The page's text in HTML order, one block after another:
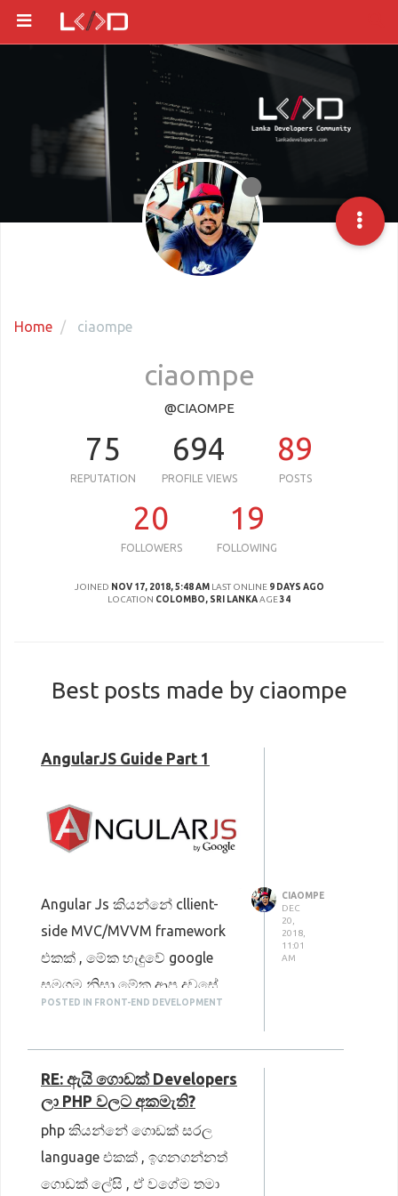
Home ciaompe
ciaompe
@CIAOMPE
75
REPUTATION
694
PROFILE VIEWS
89
POSTS
20
FOLLOWERS
19
FOLLOWING
JOINED NOV 17, 2018, 5:48 AM LAST ONLINE 9 DAYS AGO
LOCATION COLOMBO, SRI LANKAAGE34
Best posts made by ciaompe
AngularJS Guide Part 1
Angular Js කියන්නේ cllient-
side MVC/MVVM framework
එකක් , මේක හැදුවේ google
සමගම නිසා මේක ආපු දවසේ
ඉදලම ගොඩක් famous උනා ,
මේක ගොඩක්ම famous උනේ
Single Page Web Applications
POSTED IN FRONT-END DEVELOPMENT
CIAOMPE
DEC
20,
2018,
11:01
AM
RE: ඇයි ගොඩක් Developers
ලා PHP වලට අකමැති?
php කියන්නේ ගොඩක් සරල
language එකක් , ඉගනගන්නත්
ගොඩක් ලේසි , ඒ වගේම තමා